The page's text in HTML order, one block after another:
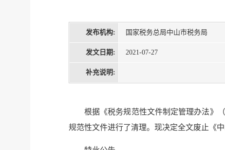
发布机构: 国家税务总局中山市税务局
发文日期: 2021-07-27
补充说明:
根据《税务规范性文件制定管理办法》
规范性文件进行了清理。现决定全文废止《